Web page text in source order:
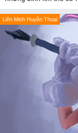
Liên Minh Huyền Thoại